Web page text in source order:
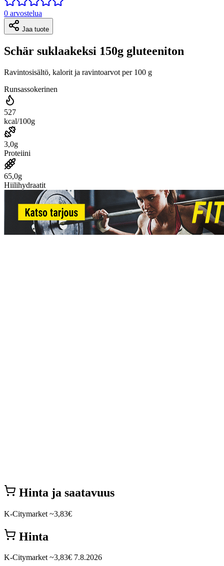
0 arvostelua
Jaa tuote
Schär suklaakeksi 150g gluteeniton
Ravintosisältö, kalorit ja ravintoarvot per 100 g
Runsassokerinen
527
kcal/100g
3,0g
Proteiini
65,0g
Hiilihydraatit
Hinta ja saatavuus
K-Citymarket ~3,83€
Hinta
K-Citymarket ~3,83€ 7.8.2026